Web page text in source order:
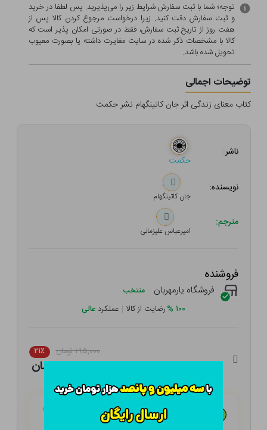
توجه؛ شما با ثبت سفارش شرایط زیر را می‌پذیرید. پس لطفا در خرید
و ثبت سفارش دقت کنید. زیرا درخواست مرجوع کردن کالا پس از
هفت روز از تاریخ ثبت سفارش، فقط در صورتی امکان پذیر است که
کالا با مشخصات ذکر شده در سایت مغایرت داشته یا بصورت معيوب
تحویل شده باشد.
توضیحات اجمالی
کتاب معنای زندگی اثر جان کاتینگهام نشر حکمت
ناشر:
حکمت
نویسنده:
جان کاتینگهام
مترجم:
امیرعباس علیزمانی
فروشنده
فروشگاه یارمهربان منتخب
۱۰۰ %رضایت از کالا | عملکرد عالی
۱۹۵,۰۰۰ تومان ۲۱٪
۱۵۴,۰۵۰ تومان
هـر قسط با تــرب‌پــی: